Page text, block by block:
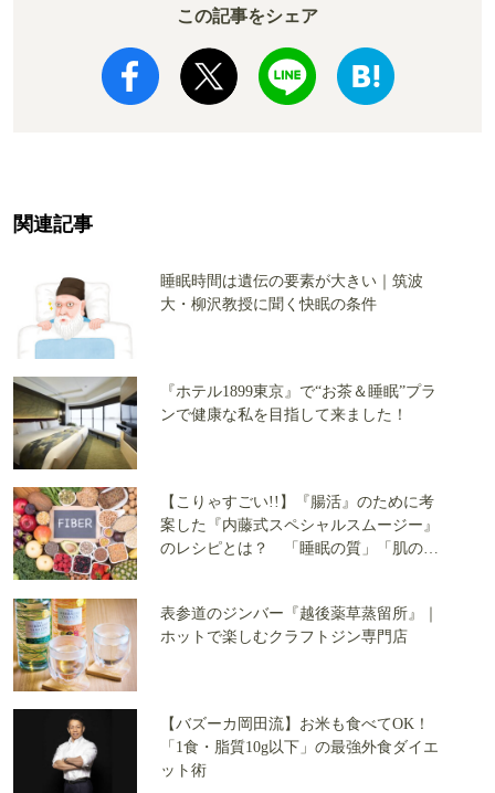
この記事をシェア
関連記事
睡眠時間は遺伝の要素が大きい｜筑波
大・柳沢教授に聞く快眠の条件
『ホテル1899東京』で“お茶＆睡眠”プラ
ンで健康な私を目指して来ました！
【こりゃすごい!!】『腸活』のために考
案した『内藤式スペシャルスムージー』
のレシピとは？ 「睡眠の質」「肌のハ
表参道のジンバー『越後薬草蒸留所』｜
ホットで楽しむクラフトジン専門店
【バズーカ岡田流】お米も食べてOK！
「1食・脂質10g以下」の最強外食ダイエ
ット術